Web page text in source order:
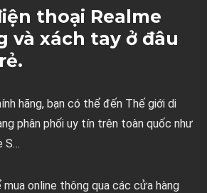
thoại Realme
và xách tay ở đâu
hãng, bạn có thể đến Thế giới di
phân phối uy tín trên toàn quốc như
S…
online thông qua các cửa hàng